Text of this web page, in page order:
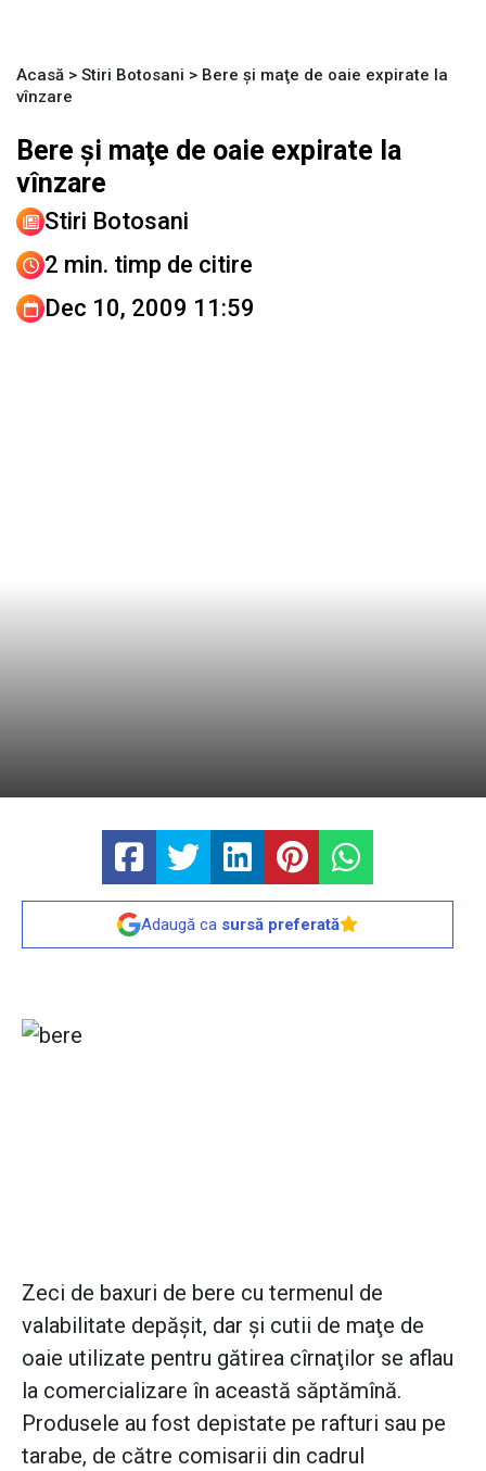
Acasă > Stiri Botosani > Bere şi maţe de oaie expirate la
vînzare
Bere şi maţe de oaie expirate la
vînzare
Stiri Botosani
2 min. timp de citire
Dec 10, 2009 11:59
Adaugă ca sursă preferată
Zeci de baxuri de bere cu termenul de
valabilitate depăşit, dar şi cutii de maţe de
oaie utilizate pentru gătirea cîrnaţilor se aflau
la comercializare în această săptămînă.
Produsele au fost depistate pe rafturi sau pe
tarabe, de către comisarii din cadrul